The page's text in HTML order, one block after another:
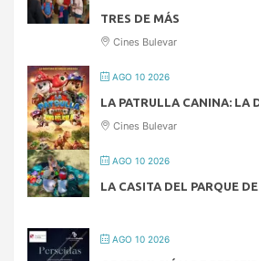
TRES DE MÁS
Cines Bulevar
AGO 10 2026
LA PATRULLA CANINA: LA
Cines Bulevar
AGO 10 2026
LA CASITA DEL PARQUE
AGO 10 2026